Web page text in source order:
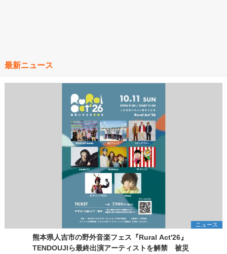
最新ニュース
ニュース
熊本県人吉市の野外音楽フェス『Rural Act'26』
TENDOUJIら最終出演アーティストを解禁 被災